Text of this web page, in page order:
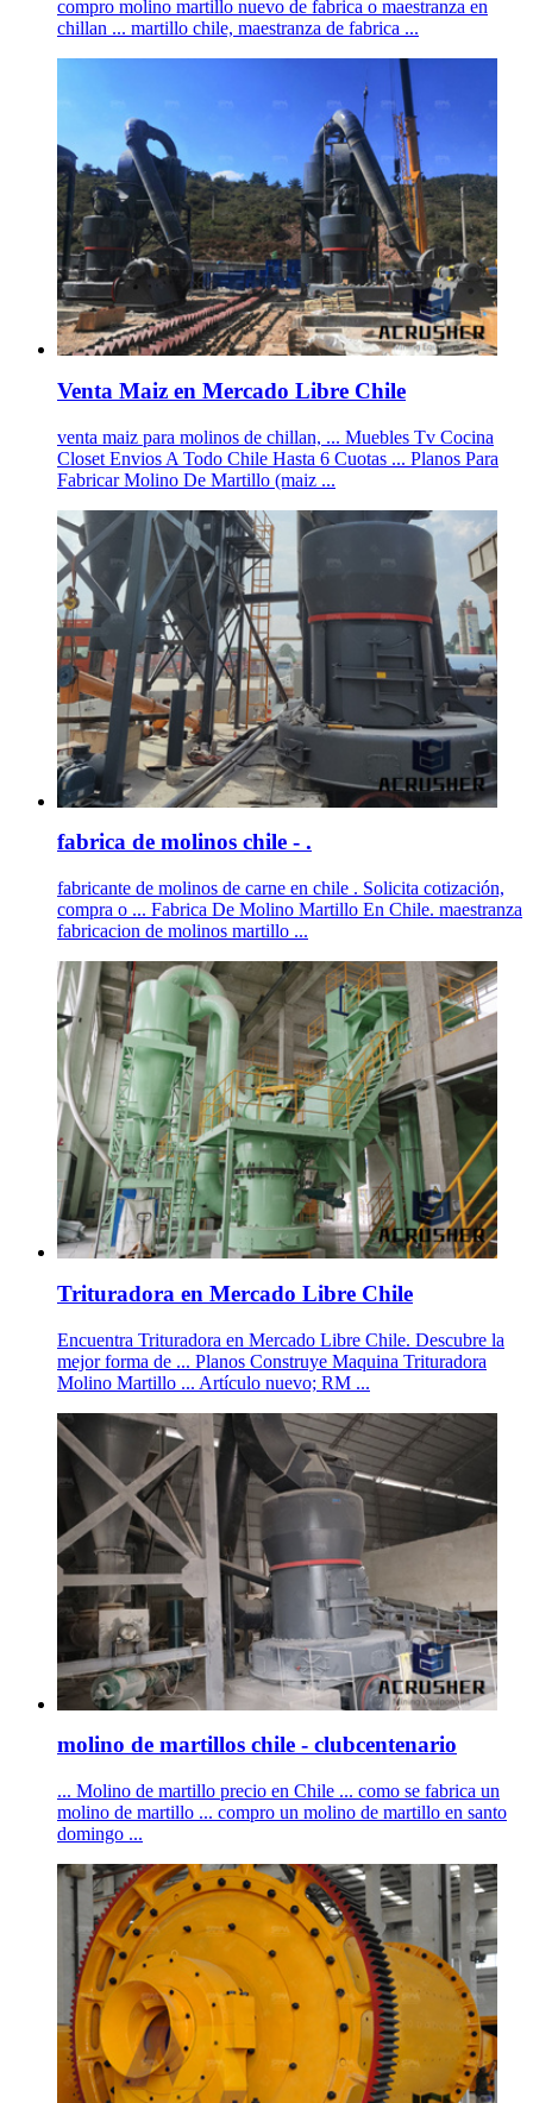
compro molino martillo nuevo de fabrica o maestranza en
chillan ... martillo chile, maestranza de fabrica ...
Venta Maiz en Mercado Libre Chile
venta maiz para molinos de chillan, ... Muebles Tv Cocina
Closet Envios A Todo Chile Hasta 6 Cuotas ... Planos Para
Fabricar Molino De Martillo (maiz ...
fabrica de molinos chile - .
fabricante de molinos de carne en chile . Solicita cotización,
compra o ... Fabrica De Molino Martillo En Chile. maestranza
fabricacion de molinos martillo ...
Trituradora en Mercado Libre Chile
Encuentra Trituradora en Mercado Libre Chile. Descubre la
mejor forma de ... Planos Construye Maquina Trituradora
Molino Martillo ... Artículo nuevo; RM ...
molino de martillos chile - clubcentenario
... Molino de martillo precio en Chile ... como se fabrica un
molino de martillo ... compro un molino de martillo en santo
domingo ...